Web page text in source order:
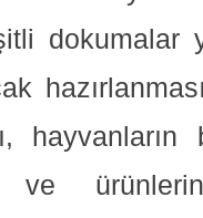
dokumalar
ve